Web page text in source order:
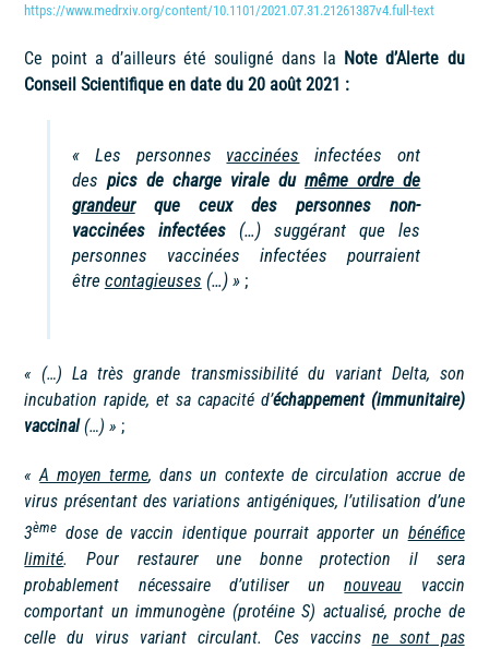
https://www.medrxiv.org/content/10.1101/2021.07.31.21261387v4.full-text
Ce point a d’ailleurs été souligné dans la Note d’Alerte du
Conseil Scientifique en date du 20 août 2021 :
« Les personnes vaccinées infectées ont
des pics de charge virale dumême ordre de
grandeurque ceux des personnes non-
vaccinées infectées(…) suggérant que les
personnes vaccinées infectées pourraient
être contagieuses (…) »;
« (…) La très grande transmissibilité du variant Delta, son
incubation rapide, et sa capacité d’échappement (immunitaire)
vaccinal(…) » ;
«A moyen terme, dans un contexte de circulation accrue de
virus présentant des variations antigéniques, l’utilisation d’une
3ème dose de vaccin identique pourrait apporter un bénéfice
limité. Pour restaurer une bonne protection il sera
probablement nécessaire d’utiliser unnouveau vaccin
comportant un immunogène (protéine S) actualisé, proche de
celle du virus variant circulant. Ces vaccins ne sont pas